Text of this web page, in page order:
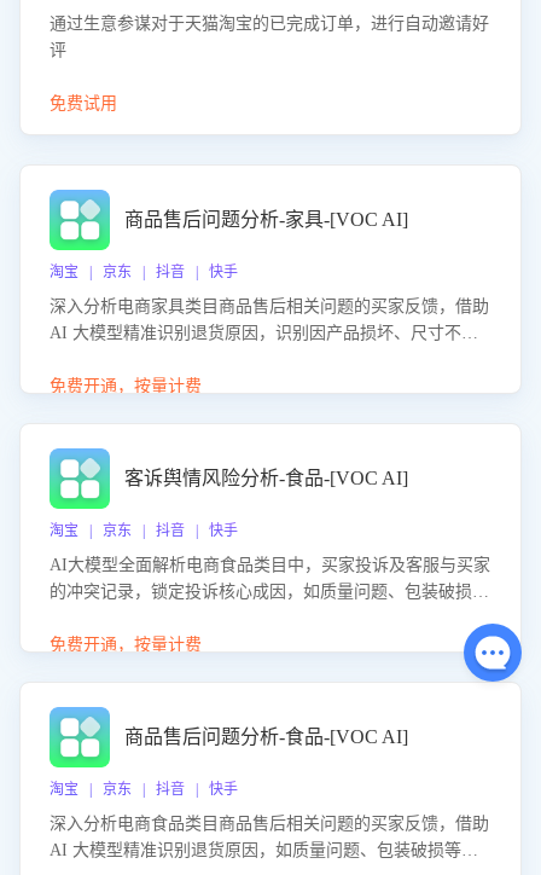
通过生意参谋对于天猫淘宝的已完成订单，进行自动邀请好
评
免费试用
商品售后问题分析-家具-[VOC AI]
淘宝 | 京东 | 抖音 | 快手
深入分析电商家具类目商品售后相关问题的买家反馈，借助
AI 大模型精准识别退货原因，识别因产品损坏、尺寸不符
力商家优化产品或服务，实现销售额的显著提升。
免费开通，按量计费
客诉舆情风险分析-食品-[VOC AI]
淘宝 | 京东 | 抖音 | 快手
AI大模型全面解析电商食品类目中，买家投诉及客服与买家
的冲突记录，锁定投诉核心成因，如质量问题、包装破损
置差评防控，提升客户满意度。
免费开通，按量计费
商品售后问题分析-食品-[VOC AI]
淘宝 | 京东 | 抖音 | 快手
深入分析电商食品类目商品售后相关问题的买家反馈，借助
AI 大模型精准识别退货原因，如质量问题、包装破损等，